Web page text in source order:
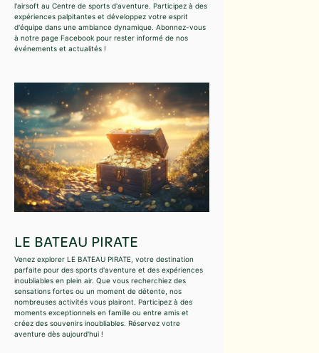
l'airsoft au Centre de sports d'aventure. Participez à des
expériences palpitantes et développez votre esprit
d'équipe dans une ambiance dynamique. Abonnez-vous
à notre page Facebook pour rester informé de nos
événements et actualités !
LE BATEAU PIRATE
Venez explorer LE BATEAU PIRATE, votre destination
parfaite pour des sports d'aventure et des expériences
inoubliables en plein air. Que vous recherchiez des
sensations fortes ou un moment de détente, nos
nombreuses activités vous plairont. Participez à des
moments exceptionnels en famille ou entre amis et
créez des souvenirs inoubliables. Réservez votre
aventure dès aujourd'hui !